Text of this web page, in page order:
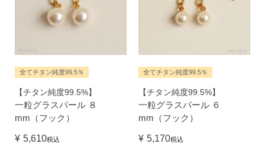
お支払い
・Amazon Pay
・銀行振込
・コンビニ後払
・代金引換
配送・送料
・宅配便
全国一律 715円
7,000円以上購入で
全てチタン純度99.5％
【チタン純度99.5%】
一粒グラスパール ８
mm（フック）
¥ 5,610税込
全てチタン純度99.5％
【チタン純度99.5%】
一粒グラスパール ６
mm（フック）
¥ 5,170税込